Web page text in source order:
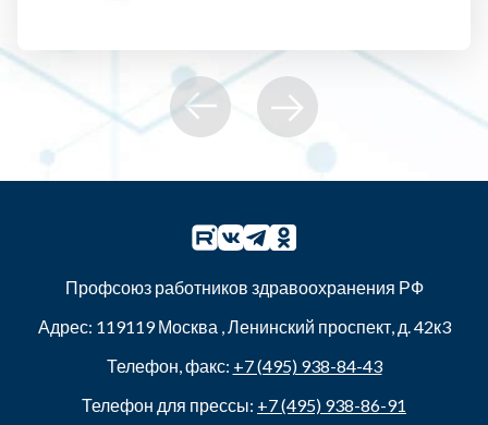
Профсоюз работников здравоохранения РФ
Адрес: 119119Москва ,Ленинский проспект, д. 42к3
Телефон, факс: +7 (495) 938-84-43
Телефон для прессы: +7 (495) 938-86-91